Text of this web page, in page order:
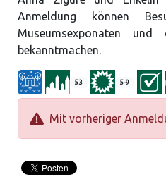
Anmeldung können
Museumsexponaten
bekanntmachen.
53 5-9
Mit vorheriger